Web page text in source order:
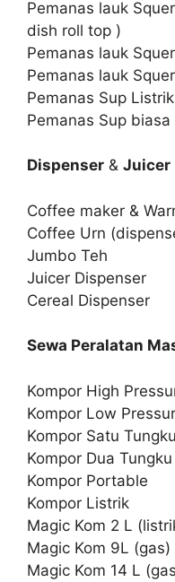
Pemanas lauk
dish roll top )
Pemanas lauk
Pemanas lauk
Pemanas Sup
Pemanas Sup biasa
Dispenser & Juicer
Coffee maker &
Coffee Urn
Jumbo Teh
Juicer Dispenser
Cereal Dispenser
Sewa Peralatan
Kompor High
Kompor Low
Kompor Satu Tungku
Kompor Dua Tungku
Kompor Portable
Kompor Listrik
Magic Kom 2 L
Magic Kom 9L (gas)
Magic Kom 14 L